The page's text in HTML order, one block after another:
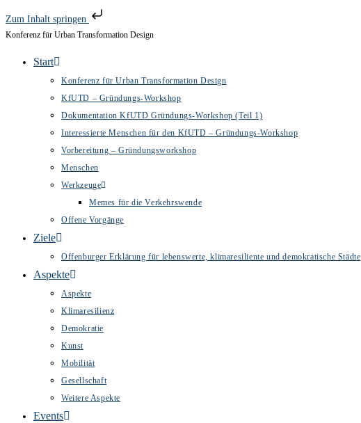
Zum Inhalt springen
Zum
Konferenz für Urban Transformation Design
Start
Konferenz für Urban Transformation Design
KfUTD – Gründungs-Workshop
Dokumentation KfUTD Gründungs-Workshop (Teil 1)
Interessierte Menschen für den KfUTD – Gründungs-Workshop
Vorbereitung – Gründungsworkshop
Menschen
Werkzeuge
Memes für die Verkehrswende
Offene Vorgänge
Ziele
Offenburger Erklärung für lebenswerte, klimaresiliente und demokratische Städte
Aspekte
Aspekte
Klimaresilienz
Demokratie
Kunst
Mobilität
Gesellschaft
Weitere Aspekte
Events